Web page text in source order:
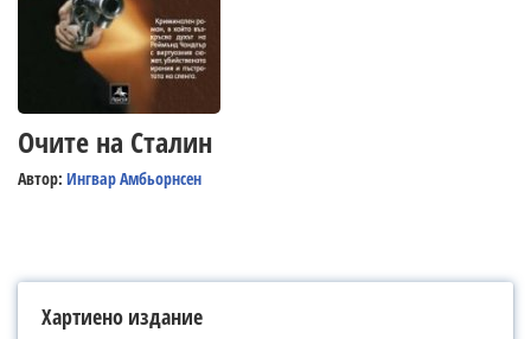
Очите на Сталин
Автор: Ингвар Амбьорнсен
Хартиено издание